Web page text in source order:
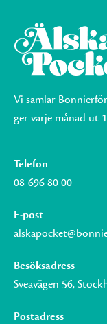
Vi samlar
ger varje månad ut
Telefon
08-696 80 00
E-post
Besöksadress
Sveavägen 56,
Postadress